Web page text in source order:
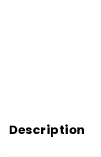
Description